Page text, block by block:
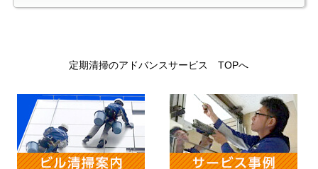
定期清掃のアドバンスサービス TOPへ